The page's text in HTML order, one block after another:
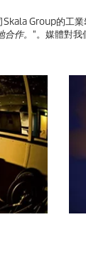
Group的工
作。 "。媒體對我